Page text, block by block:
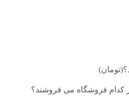
کدام فروشگاه می فروشند؟